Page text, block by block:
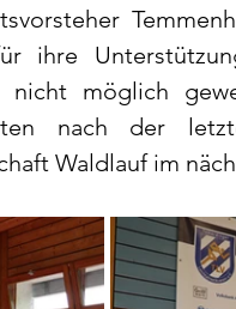
ihre
nicht möglich
nach der
Waldlauf im